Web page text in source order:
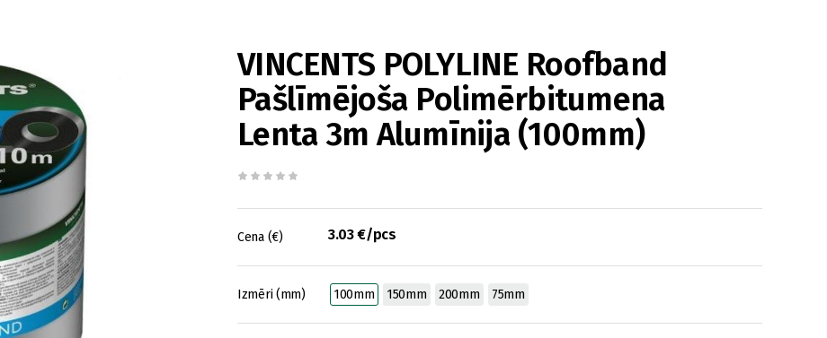
VINCENTS POLYLINE Roofband
Pašlīmējoša Polimērbitumena
Lenta 3m Alumīnija (100mm)
Cena (€) 3.03 €/pcs
Izmēri (mm) 100mm 150mm 200mm 75mm